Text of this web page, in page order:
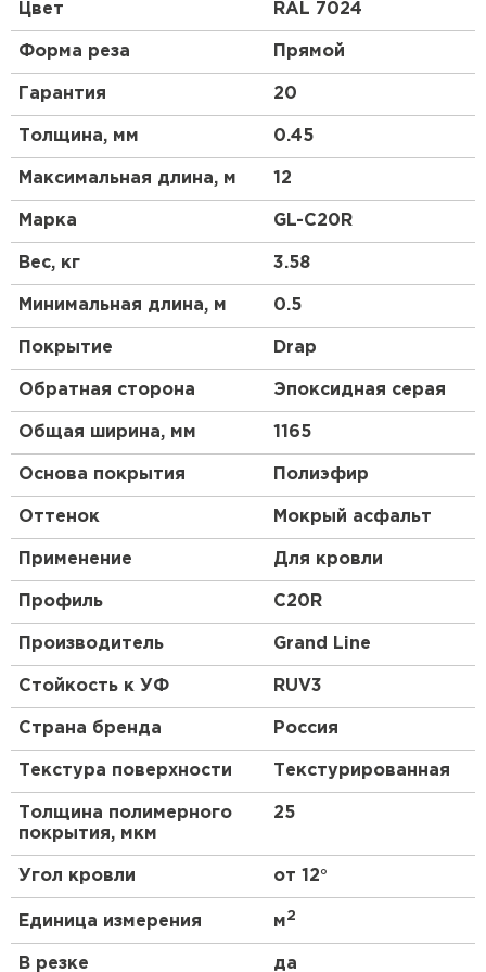
материал для частного коттеджного
Цвет RAL 7024
Форма реза Прямой
Гарантия 20
Толщина, мм 0.45
Максимальная длина, м 12
Марка GL-С20R
Вес, кг 3.58
Минимальная длина, м 0.5
Покрытие Drap
Обратная сторона Эпоксидная серая
Общая ширина, мм 1165
Основа покрытия Полиэфир
Оттенок Мокрый асфальт
Применение Для кровли
Профиль C20R
Производитель Grand Line
Стойкость к УФ RUV3
Страна бренда Россия
Текстура поверхности Текстурированная
Толщина полимерного
покрытия, мкм
25
Угол кровли от 12°
Единица измерения м2
В резке да